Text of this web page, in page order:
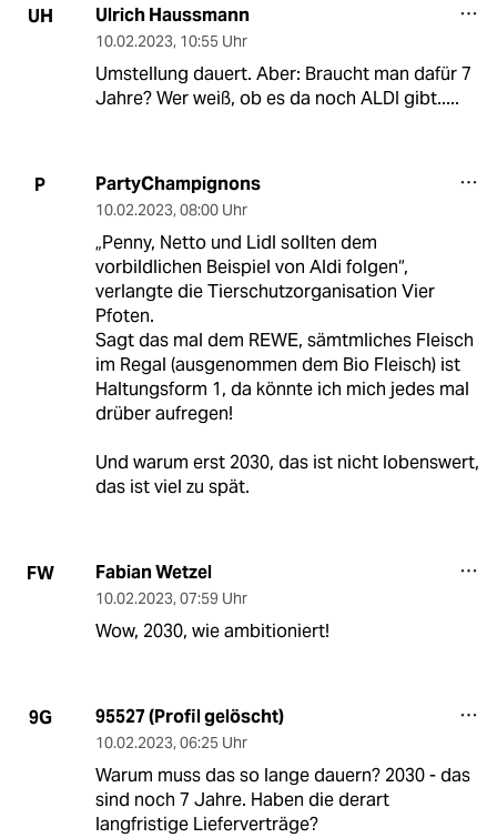
UH Ulrich Haussmann
10.02.2023, 10:55 Uhr
Umstellung dauert. Aber: Braucht man dafür 7
Jahre? Wer weiß, ob es da noch ALDI gibt.....
P PartyChampignons
10.02.2023, 08:00 Uhr
„Penny, Netto und Lidl sollten dem
vorbildlichen Beispiel von Aldi folgen“,
verlangte die Tierschutzorganisation Vier
Pfoten.
Sagt das mal dem REWE, sämtmliches Fleisch
im Regal (ausgenommen dem Bio Fleisch) ist
Haltungsform 1, da könnte ich mich jedes mal
drüber aufregen!
Und warum erst 2030, das ist nicht lobenswert,
das ist viel zu spät.
FW Fabian Wetzel
10.02.2023, 07:59 Uhr
Wow, 2030, wie ambitioniert!
9G 95527 (Profil gelöscht)
10.02.2023, 06:25 Uhr
Warum muss das so lange dauern? 2030 - das
sind noch 7 Jahre. Haben die derart
langfristige Lieferverträge?